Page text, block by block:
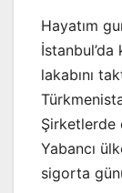
Hayatım
lakabını
Şirketlerde
Yabancı
sigorta